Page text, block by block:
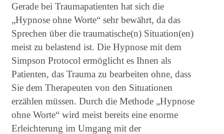
Gerade bei Traumapatienten hat sich die
„Hypnose ohne Worte“ sehr bewährt, da das
Sprechen über die traumatische(n) Situation(en)
meist zu belastend ist. Die Hypnose mit dem
Simpson Protocol ermöglicht es Ihnen als
Patienten, das Trauma zu bearbeiten ohne, dass
Sie dem Therapeuten von den Situationen
erzählen müssen. Durch die Methode „Hypnose
ohne Worte“ wird meist bereits eine enorme
Erleichterung im Umgang mit der